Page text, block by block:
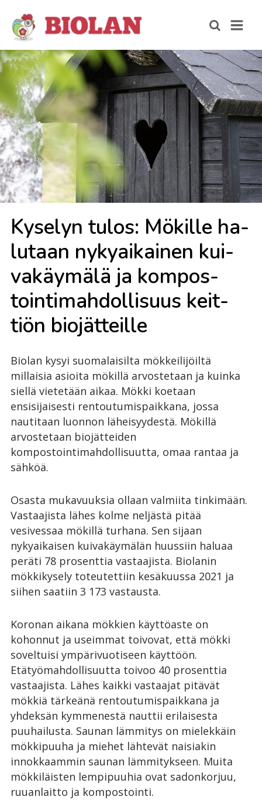
Ky­se­lyn tu­los: Mö­kil­le ha­
lu­taan ny­ky­ai­kai­nen kui­
va­käy­mä­lä ja kom­pos­
toin­ti­mah­dol­li­suus keit­
tiön bio­jät­teil­le
Biolan kysyi suomalaisilta mökkeilijöiltä
millaisia asioita mökillä arvostetaan ja kuinka
siellä vietetään aikaa. Mökki koetaan
ensisijaisesti rentoutumispaikkana, jossa
nautitaan luonnon läheisyydestä. Mökillä
arvostetaan biojätteiden
kompostointimahdollisuutta, omaa rantaa ja
sähköä.
Osasta mukavuuksia ollaan valmiita tinkimään.
Vastaajista lähes kolme neljästä pitää
vesivessaa mökillä turhana. Sen sijaan
nykyaikaisen kuivakäymälän huussiin haluaa
peräti 78 prosenttia vastaajista. Biolanin
mökkikysely toteutettiin kesäkuussa 2021 ja
siihen saatiin 3 173 vastausta.
Koronan aikana mökkien käyttöaste on
kohonnut ja useimmat toivovat, että mökki
soveltuisi ympärivuotiseen käyttöön.
Etätyömahdollisuutta toivoo 40 prosenttia
vastaajista. Lähes kaikki vastaajat pitävät
mökkiä tärkeänä rentoutumispaikkana ja
yhdeksän kymmenestä nauttii erilaisesta
puuhailusta. Saunan lämmitys on mielekkäin
mökkipuuha ja miehet lähtevät naisiakin
innokkaammin saunan lämmitykseen. Muita
mökkiläisten lempipuuhia ovat sadonkorjuu,
ruuanlaitto ja kompostointi.